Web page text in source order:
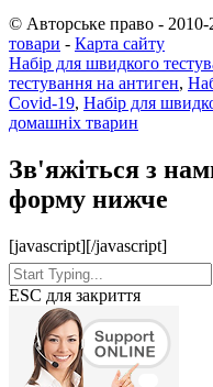
© Авторське право - 2010-
товари - Карта сайту
Набір для швидкого
тестування на антиген,
Covid-19, Набір для
домашніх тварин
Зв'яжіться з
форму нижче
[javascript][/javascript]
ESC для закриття